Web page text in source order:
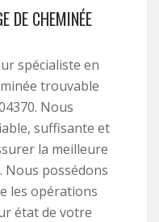
DE CHEMINÉE
spécialiste en
trouvable
Nous
suffisante et
la meilleure
possédons
les opérations
état de votre